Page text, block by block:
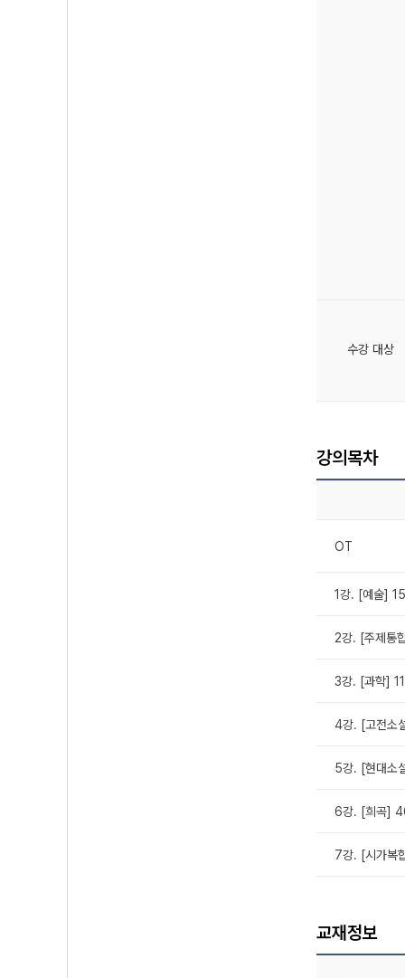
수강 대상
강의목차
OT
1강. [예술]
2강. [주제통
3강. [과학]
4강. [고전소
5강. [현대소
6강. [희곡]
7강. [시가복
교재정보